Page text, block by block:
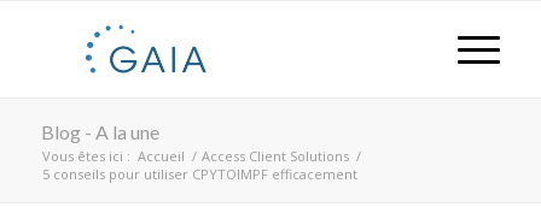
Blog - A la une
Vous êtes ici : Accueil / Access Client Solutions /
5 conseils pour utiliser CPYTOIMPF efficacement